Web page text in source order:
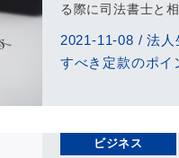
る際に司法書士と
2021-11-08 /法人
すべき定款のポイ
ビジネス